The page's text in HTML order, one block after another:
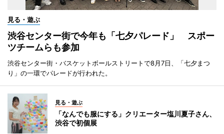
見る・遊ぶ
渋谷センター街で今年も「七夕パレード」 スポー
ツチームらも参加
渋谷センター街・バスケットボールストリートで8月7日、「七夕まつ
り」の一環でパレードが行われた。
見る・遊ぶ
「なんでも服にする」クリエーター塩川夏子さん、
渋谷で初個展